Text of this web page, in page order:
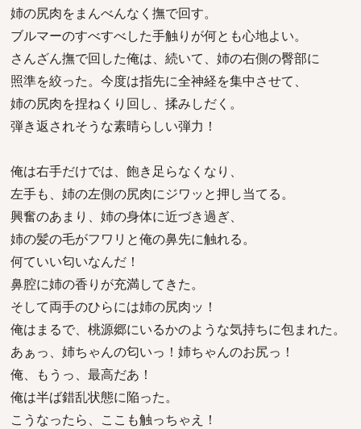
姉の尻肉をまんべんなく撫で回す。
ブルマーのすべすべした手触りが何とも心地よい。
さんざん撫で回した俺は、続いて、姉の右側の臀部に
照準を絞った。今度は指先に全神経を集中させて、
姉の尻肉を捏ねくり回し、揉みしだく。
弾き返されそうな素晴らしい弾力！
俺は右手だけでは、飽き足らなくなり、
左手も、姉の左側の尻肉にジワッと押し当てる。
興奮のあまり、姉の身体に近づき過ぎ、
姉の髪の毛がフワリと俺の鼻先に触れる。
何ていい匂いなんだ！
鼻腔に姉の香りが充満してきた。
そして両手のひらには姉の尻肉ッ！
俺はまるで、桃源郷にいるかのような気持ちに包まれた。
あぁっ、姉ちゃんの匂いっ！姉ちゃんのお尻っ！
俺、もうっ、最高だあ！
俺は半ば錯乱状態に陥った。
こうなったら、ここも触っちゃえ！